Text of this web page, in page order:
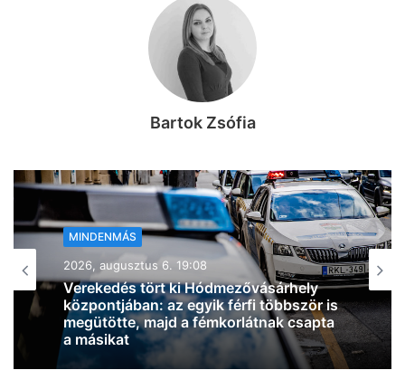
Bartok Zsófia
MINDENMÁS
2026, augusztus 6. 18:54
Zivatarok pattantak ki Csongrád-
Csanád vármegyében, miközben
jócskán megdőlt a melegrekord az
országban